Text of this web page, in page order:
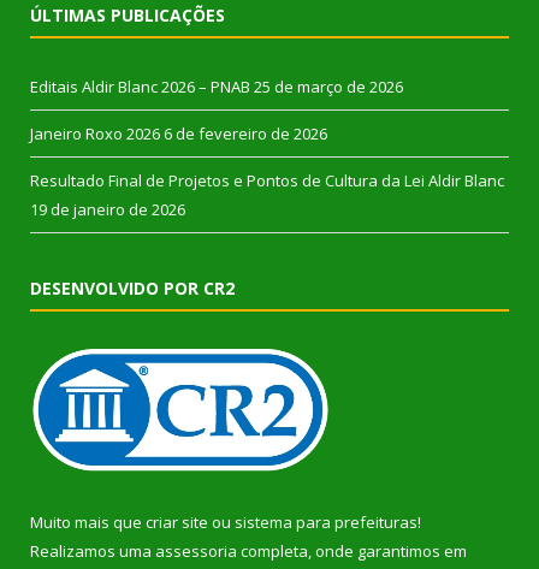
ÚLTIMAS PUBLICAÇÕES
Editais Aldir Blanc 2026 – PNAB 25 de março de 2026
Janeiro Roxo 2026 6 de fevereiro de 2026
Resultado Final de Projetos e Pontos de Cultura da Lei Aldir Blanc
19 de janeiro de 2026
DESENVOLVIDO POR CR2
Muito mais que criar site ou sistema para prefeituras!
Realizamos uma assessoria completa, onde garantimos em